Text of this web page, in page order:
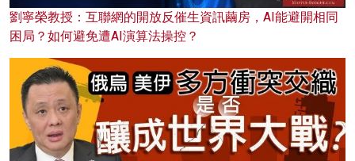
劉寧榮教授：互聯網的開放反催生資訊繭房，AI能避開相同
困局？如何避免遭AI演算法操控？